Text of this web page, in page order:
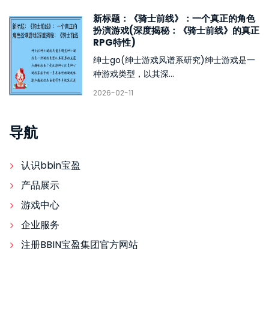
新标题：《骑士前线》：一个真正的角色
扮演游戏(深度揭秘：《骑士前线》的真正
RPG特性)
绅士go(绅士游戏风谱系研究)绅士游戏是一
种游戏类型，以其深...
2026-02-11
导航
认识bbin宝盈
产品展示
游戏中心
企业服务
注册BBIN宝盈集团官方网站